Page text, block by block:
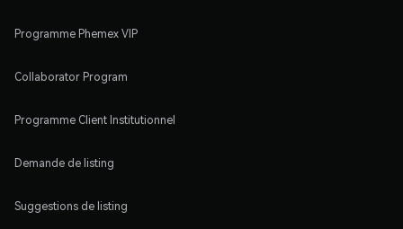
Programme Phemex VIP
Collaborator Program
Programme Client Institutionnel
Demande de listing
Suggestions de listing